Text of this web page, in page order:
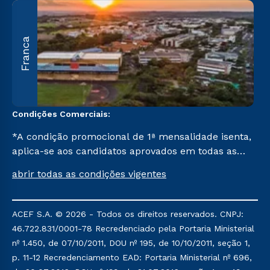
Franca
Condições Comerciais:
*A condição promocional de 1ª mensalidade isenta,
aplica-se aos candidatos aprovados em todas as
agendada, que ofertam bolsas de até 50% de
que ainda não tenham efetivado e/ou não tenham
cancelado ou trancado sua matrícula em uma das
Instituições da Cruzeiro do Sul Educacional, no
período de um ano. Tais condições não se aplicam
aos cursos de Medicina, e também para
abrir todas as condições vigentes
ACEF S.A. © 2026 - Todos os direitos reservados. CNPJ:
46.722.831/0001-78 Recredenciado pela Portaria Ministerial
nº 1.450, de 07/10/2011, DOU nº 195, de 10/10/2011, seção 1,
p. 11-12 Recredenciamento EAD: Portaria Ministerial nº 696,